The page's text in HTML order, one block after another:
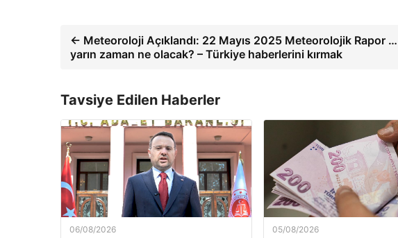
← Meteoroloji Açıklandı: 22 Mayıs 2025 Meteorolojik Rapor
yarın zaman ne olacak? – Türkiye haberlerini kırmak
Tavsiye Edilen Haberler
06/08/2026 05/08/2026